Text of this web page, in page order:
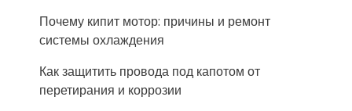
Почему кипит мотор: причины и ремонт
системы охлаждения
Как защитить провода под капотом от
перетирания и коррозии